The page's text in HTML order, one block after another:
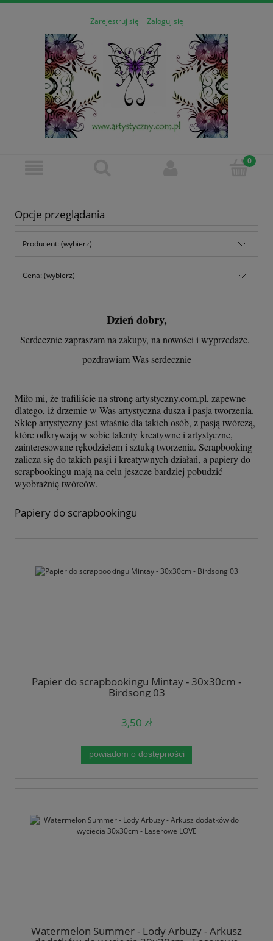
Zarejestruj się Zaloguj się
Opcje przeglądania
Producent: (wybierz)
Cena: (wybierz)
Dzień dobry,
Serdecznie zapraszam na zakupy, na nowości i wyprzedaże.
pozdrawiam Was serdecznie
Miło mi, że trafiliście na stronę artystyczny.com.pl, zapewne
dlatego, iż drzemie w Was artystyczna dusza i pasja tworzenia.
Sklep artystyczny jest właśnie dla takich osób, z pasją twórczą,
które odkrywają w sobie talenty kreatywne i artystyczne,
zainteresowane rękodziełem i sztuką tworzenia. Scrapbooking
zalicza się do takich pasji i kreatywnych działań, a papiery do
scrapbookingu mają na celu jeszcze bardziej pobudzić
wyobraźnię twórców.
Papiery do scrapbookingu
Papier do scrapbookingu Mintay - 30x30cm -
Birdsong 03
3,50 zł
powiadom o dostępności
Watermelon Summer - Lody Arbuzy - Arkusz